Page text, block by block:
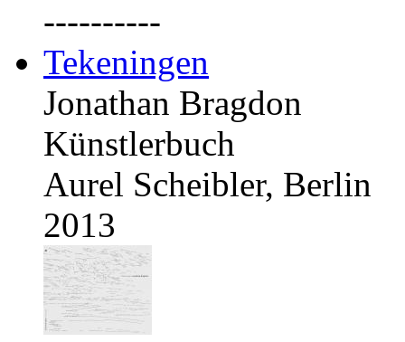
----------
Tekeningen
Jonathan Bragdon
Künstlerbuch
Aurel Scheibler, Berlin
2013